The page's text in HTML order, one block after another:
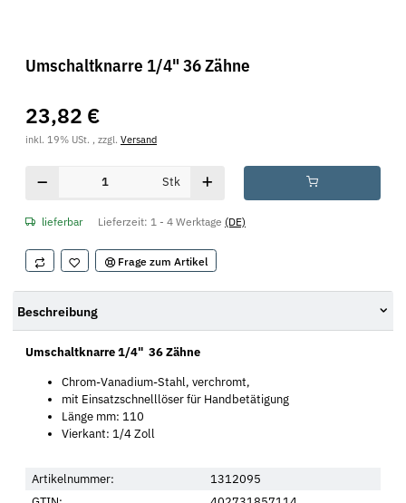
Umschaltknarre 1/4" 36 Zähne
23,82 €
inkl. 19% USt. , zzgl. Versand
Stk
lieferbar Lieferzeit: 1 - 4 Werktage (DE)
Frage zum Artikel
Beschreibung
Umschaltknarre 1/4" 36 Zähne
Chrom-Vanadium-Stahl, verchromt,
mit Einsatzschnelllöser für Handbetätigung
Länge mm: 110
Vierkant: 1/4 Zoll
Artikelnummer:
1312095